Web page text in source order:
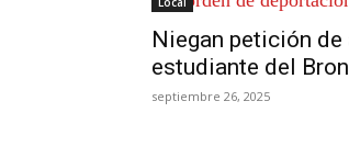
Niegan petición
estudiante del
septiembre 26, 2025